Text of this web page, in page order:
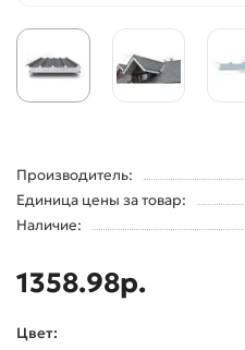
Производитель:
Единица цены за товар:
Наличие:
1358.98р.
Цвет: